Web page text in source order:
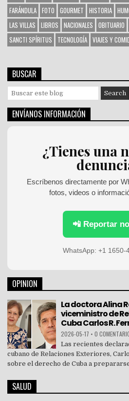
FARÁNDULA FOTO GOURMET HISTORIA
LAS VILLAS LIBROS NACIONALES OBITUARIO
SANCTI SPÍRITUS
TECNOLOGÍA VIAJES Y
BUSCAR
e
r
ENVÍANOS INFORMACIÓN
¿Tienes una
Escríbenos directamente por
fotos, videos o
📲 Reportar
WhatsApp: +1 1650-
OPINION
La doctora Alina
viceministro de
Cuba Carlos R.
2026-05-17 • 0
Las recientes
cubano de Relaciones Exteriores,
sobre el derecho de Cuba a
SALUD